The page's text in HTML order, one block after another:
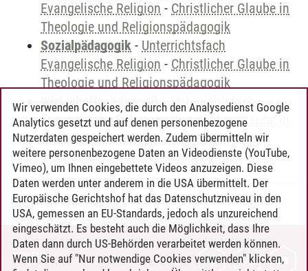
Evangelische Religion - Christlicher Glaube in
Theologie und Religionspädagogik
Sozialpädagogik - Unterrichtsfach
Evangelische Religion - Christlicher Glaube in
Theologie und Religionspädagogik
Wirtschaftspädagogik- Unterrichtsfach
Evangelische Religion -Christlicher Glaube in
Theologie und Religionspädagogik
Timo Leder/30.06.2024
KONTAKT
Wir verwenden Cookies, die durch den Analysedienst Google
Analytics gesetzt und auf denen personenbezogene
Nutzerdaten gespeichert werden. Zudem übermitteln wir
weitere personenbezogene Daten an Videodienste (YouTube,
Vimeo), um Ihnen eingebettete Videos anzuzeigen. Diese
Daten werden unter anderem in die USA übermittelt. Der
Europäische Gerichtshof hat das Datenschutzniveau in den
USA, gemessen an EU-Standards, jedoch als unzureichend
eingeschätzt. Es besteht auch die Möglichkeit, dass Ihre
Daten dann durch US-Behörden verarbeitet werden können.
Wenn Sie auf "Nur notwendige Cookies verwenden" klicken,